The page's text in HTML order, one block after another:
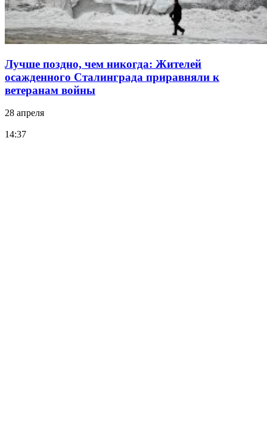
Лучше поздно, чем никогда: Жителей
осажденного Сталинграда приравняли к
ветеранам войны
28 апреля
14:37